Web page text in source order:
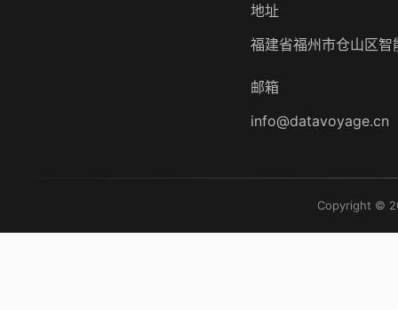
地址
福建省福州市仓山区
邮箱
info@datavoyage.cn
Copyright ©